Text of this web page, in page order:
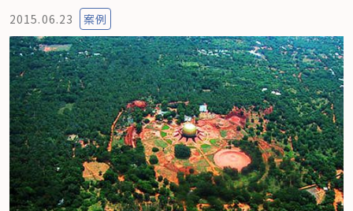
2015.06.23 案例